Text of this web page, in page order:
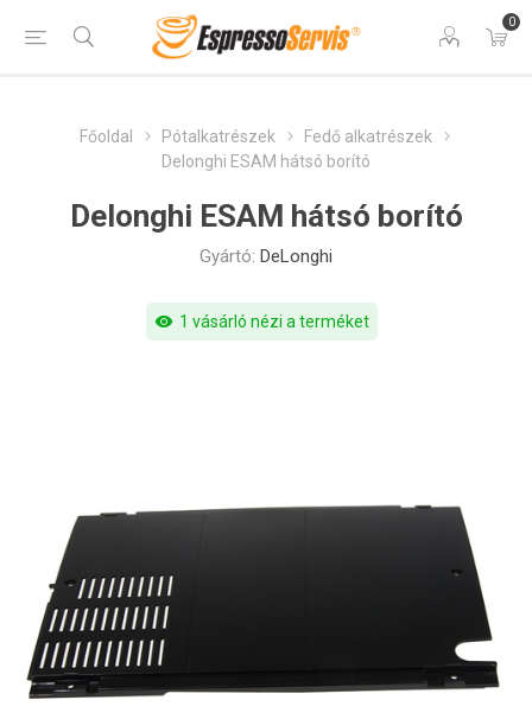
0
Főoldal Pótalkatrészek
Fedő alkatrészek
Delonghi ESAM hátsó borító
Delonghi ESAM hátsó borító
Gyártó: DeLonghi
visibility 1 vásárló nézi a terméket